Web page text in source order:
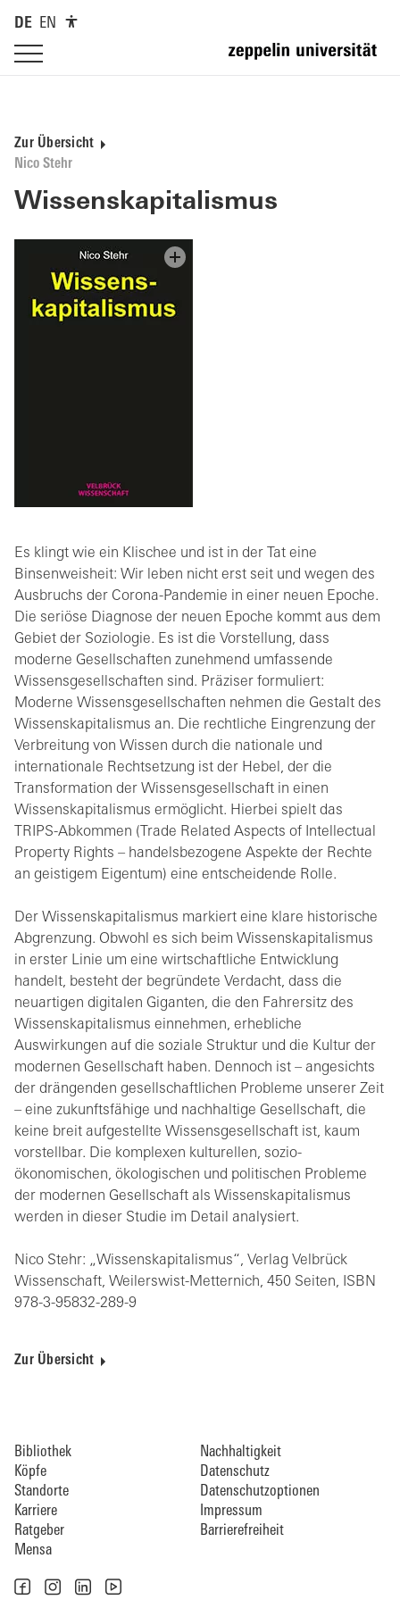
DE EN
Nico Stehr
Zur Übersicht
Wissenskapitalismus
Es klingt wie ein Klischee und ist in der Tat eine
Binsenweisheit: Wir leben nicht erst seit und wegen des
Ausbruchs der Corona-Pandemie in einer neuen Epoche.
Die seriöse Diagnose der neuen Epoche kommt aus dem
Gebiet der Soziologie. Es ist die Vorstellung, dass
moderne Gesellschaften zunehmend umfassende
Wissensgesellschaften sind. Präziser formuliert:
Moderne Wissensgesellschaften nehmen die Gestalt des
Wissenskapitalismus an. Die rechtliche Eingrenzung der
Verbreitung von Wissen durch die nationale und
internationale Rechtsetzung ist der Hebel, der die
Transformation der Wissensgesellschaft in einen
Wissenskapitalismus ermöglicht. Hierbei spielt das
TRIPS-Abkommen (Trade Related Aspects of Intellectual
Property Rights – handelsbezogene Aspekte der Rechte
an geistigem Eigentum) eine entscheidende Rolle.
Der Wissenskapitalismus markiert eine klare historische
Abgrenzung. Obwohl es sich beim Wissenskapitalismus
in erster Linie um eine wirtschaftliche Entwicklung
handelt, besteht der begründete Verdacht, dass die
neuartigen digitalen Giganten, die den Fahrersitz des
Wissenskapitalismus einnehmen, erhebliche
Auswirkungen auf die soziale Struktur und die Kultur der
modernen Gesellschaft haben. Dennoch ist – angesichts
der drängenden gesellschaftlichen Probleme unserer Zeit
– eine zukunftsfähige und nachhaltige Gesellschaft, die
keine breit aufgestellte Wissensgesellschaft ist, kaum
vorstellbar. Die komplexen kulturellen, sozio-
ökonomischen, ökologischen und politischen Probleme
der modernen Gesellschaft als Wissenskapitalismus
werden in dieser Studie im Detail analysiert.
Nico Stehr: „Wissenskapitalismus“, Verlag Velbrück
Wissenschaft, Weilerswist-Metternich, 450 Seiten, ISBN
978-3-95832-289-9
Zur Übersicht
Bibliothek
Köpfe
Standorte
Karriere
Ratgeber
Mensa
Nachhaltigkeit
Datenschutz
Datenschutzoptionen
Impressum
Barrierefreiheit